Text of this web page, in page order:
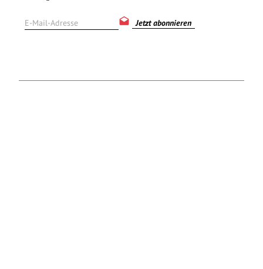
Jetzt abonnieren